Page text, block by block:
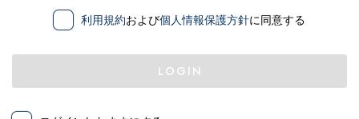
利用規約および個人情報保護方針に同意する
LOGIN